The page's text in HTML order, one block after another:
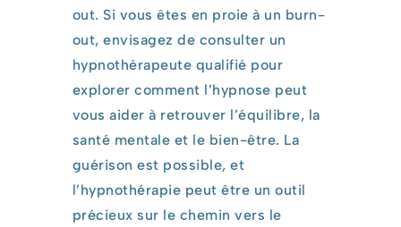
out. Si vous êtes en proie à un burn-
out, envisagez de consulter un
hypnothérapeute qualifié pour
explorer comment l’hypnose peut
vous aider à retrouver l’équilibre, la
santé mentale et le bien-être. La
guérison est possible, et
l’hypnothérapie peut être un outil
précieux sur le chemin vers le